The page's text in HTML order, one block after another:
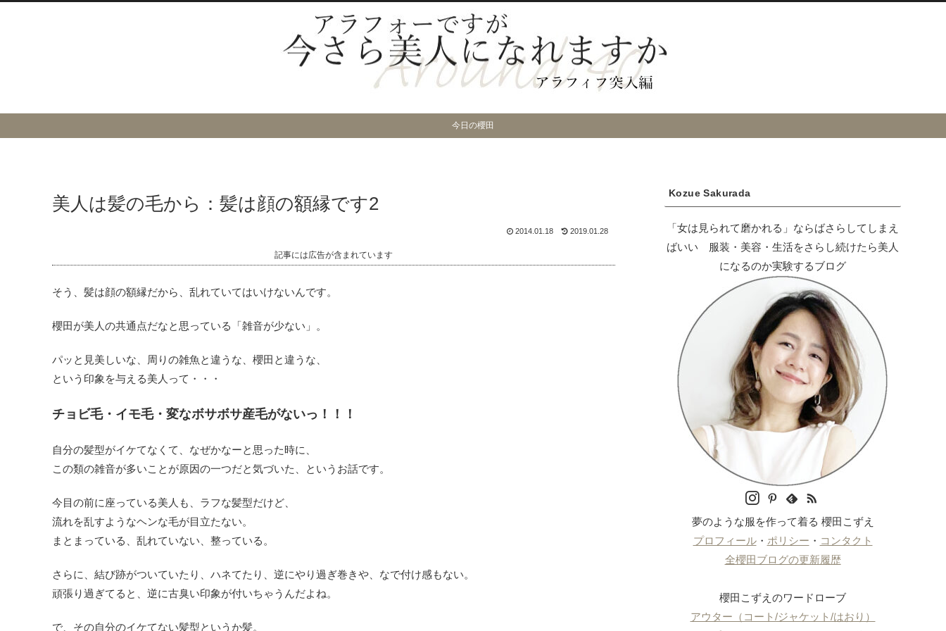
今日の櫻田
美人は髪の毛から：髪は顔の額縁です2
2014.01.18 2019.01.28
記事には広告が含まれています
そう、髪は顔の額縁だから、乱れていてはいけないんです。
櫻田が美人の共通点だなと思っている「雑音が少ない」。
パッと見美しいな、周りの雑魚と違うな、櫻田と違うな、
という印象を与える美人って・・・
チョビ毛・イモ毛・変なボサボサ産毛がないっ！！！
自分の髪型がイケてなくて、なぜかなーと思った時に、
この類の雑音が多いことが原因の一つだと気づいた、というお話です。
今目の前に座っている美人も、ラフな髪型だけど、
流れを乱すようなヘンな毛が目立たない。
まとまっている、乱れていない、整っている。
さらに、結び跡がついていたり、ハネてたり、逆にやり過ぎ巻きや、なで付け感もない。
頑張り過ぎてると、逆に古臭い印象が付いちゃうんだよね。
で、その自分のイケてない髪型というか髪。
Kozue Sakurada
「女は見られて磨かれる」ならばさらしてしまえ
ばいい 服装・美容・生活をさらし続けたら美人
になるのか実験するブログ
夢のような服を作って着る 櫻田こずえ
プロフィール・ ポリシー ・ コンタクト
全櫻田ブログの更新履歴
櫻田こずえのワードローブ
アウター（コート/ジャケット/はおり）